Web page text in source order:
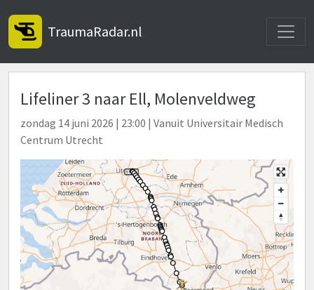
TraumaRadar.nl
Lifeliner 3 naar Ell, Molenveldweg
zondag 14 juni 2026 | 23:00 | Vanuit Universitair Medisch
Centrum Utrecht